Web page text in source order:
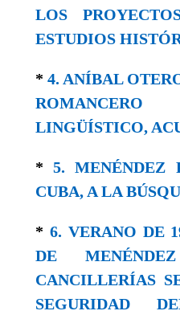
LOS
ESTUDIOS
* 4. ANÍBAL
LINGÜÍSTICO,
*5. MENÉNDEZ
CUBA, A LA
* 6. VERANO DE
DE
CANCILLERÍAS
SEGURIDAD